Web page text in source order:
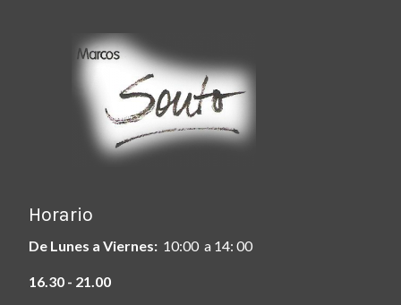
Horario
De Lunes a Viernes: 10:00 a 14: 00
16.30 - 21.00